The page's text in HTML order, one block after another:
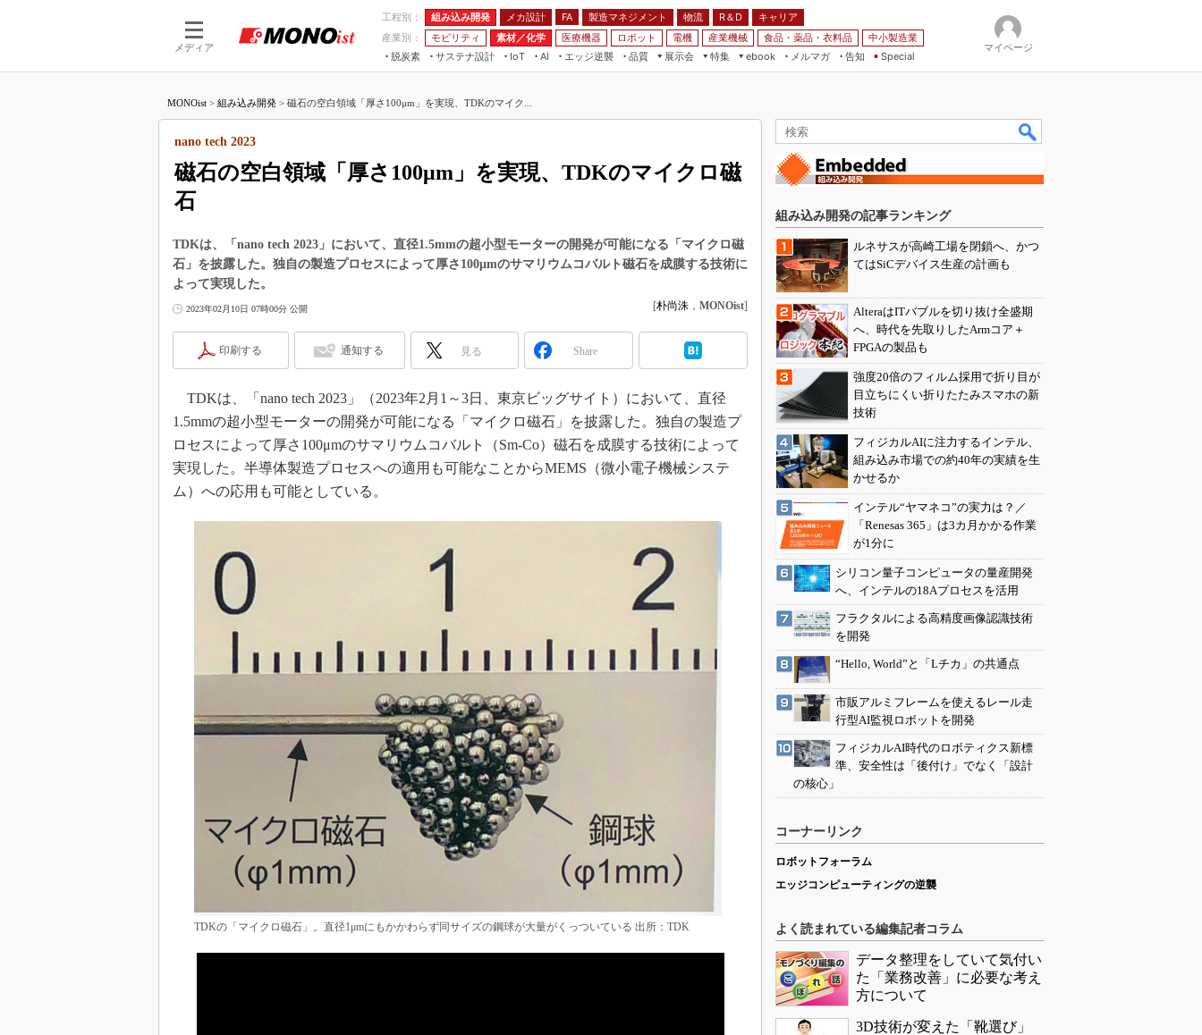
メディア
工程別： 組み込み開発 メカ設計 FA 製造マネジメント 物流 R＆D
キャリア
産業別：
モビリティ 素材／化学 医療機器 ロボット 電機 産業機械 食品・薬品・衣料品
中小製造業
脱炭素
サステナ設計
IoT
つながる工場
AI
AI×設備保全
エッジ逆襲 品質
展示会
JIMTOF
IIFES
TECHNO-FRONTIER
EdgeTech+
日本ものづくりワールド
AUTOMOTIVE WORLD
産業オープンネット展
特集
つながるクルマ
VR／AR
組み込み画像技術
組み込みモデリング
ISO26262
3Dプリンタ
S＆OP
海外生産
制御セキュリティ
新型コロナへの対応
ebook
メルマガ
告知 Special
マイページ
MONOist > 組み込み開発 > 磁石の空白領域「厚さ100μm」を実現、TDKのマイク...
磁石の空白領域「厚さ100μm」を実現、TDKのマイクロ磁
石
nano tech 2023
TDKは、「nano tech 2023」において、直径1.5mmの超小型モーターの開発が可能になる「マイクロ磁
石」を披露した。独自の製造プロセスによって厚さ100μmのサマリウムコバルト磁石を成膜する技術に
よって実現した。
2023年02月10日 07時00分 公開 [朴尚洙 ， MONOist]
印刷する 通知する 見る Share
TDKは、「nano tech 2023」（2023年2月1～3日、東京ビッグサイト）において、直径
1.5mmの超小型モーターの開発が可能になる「マイクロ磁石」を披露した。独自の製造プ
ロセスによって厚さ100μmのサマリウムコバルト（Sm-Co）磁石を成膜する技術によって
実現した。半導体製造プロセスへの適用も可能なことからMEMS（微小電子機械システ
ム）への応用も可能としている。
TDKの「マイクロ磁石」。直径1μmにもかかわらず同サイズの鋼球が大量がくっついている 出所：TDK
組み込み開発の記事ランキング
ルネサスが高崎工場を閉鎖へ、かつ
てはSiCデバイス生産の計画も
AlteraはITバブルを切り抜け全盛期
へ、時代を先取りしたArmコア＋
FPGAの製品も
強度20倍のフィルム採用で折り目が
目立ちにくい折りたたみスマホの新
技術
フィジカルAIに注力するインテル、
組み込み市場での約40年の実績を生
かせるか
インテル“ヤマネコ”の実力は？／
「Renesas 365」は3カ月かかる作業
が1分に
シリコン量子コンピュータの量産開発
へ、インテルの18Aプロセスを活用
フラクタルによる高精度画像認識技術
を開発
“Hello, World”と「Lチカ」の共通点
市販アルミフレームを使えるレール走
行型AI監視ロボットを開発
フィジカルAI時代のロボティクス新標
準、安全性は「後付け」でなく「設計
の核心」
コーナーリンク
ロボットフォーラム
エッジコンピューティングの逆襲
よく読まれている編集記者コラム
データ整理をしていて気付い
た「業務改善」に必要な考え
方について
3D技術が変えた「靴選び」